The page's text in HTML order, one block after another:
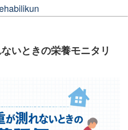
いときの栄養モニタリ